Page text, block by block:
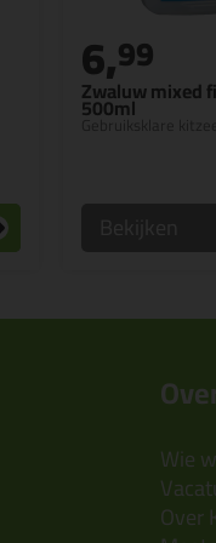
Zwaluw mixed
500ml
Gebruiksklare kitzeep
6,99
Wie
Over